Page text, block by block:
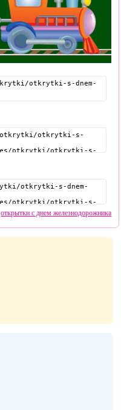
открытки с днем железнодорожника